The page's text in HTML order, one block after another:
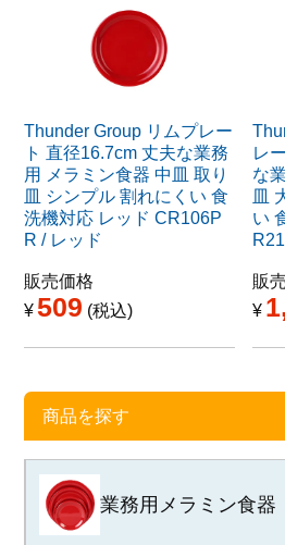
Thunder Group リムプレー
ト 直径16.7cm 丈夫な業務
用 メラミン食器 中皿 取り
皿 シンプル 割れにくい 食
洗機対応 レッド CR106P
R / レッド
販売価格
¥509 税込
レ
な
皿
い
販
¥
商品を探す
業務用メラミン食器